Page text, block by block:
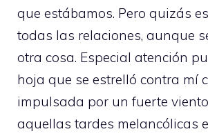
que estábamos. Pero quizás
todas las relaciones, aunque
otra cosa. Especial atención
hoja que se estrelló contra mí
impulsada por un fuerte
aquellas tardes melancólicas